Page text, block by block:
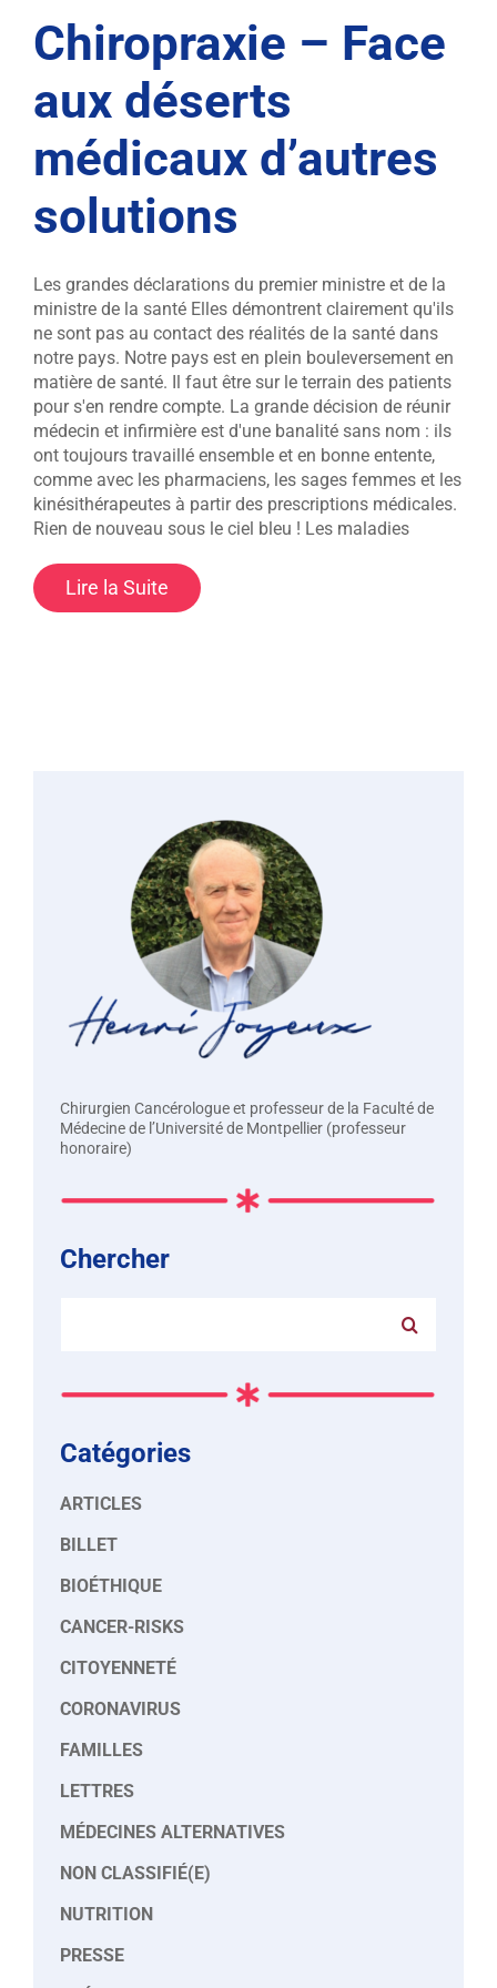
Chiropraxie – Face
aux déserts
médicaux d’autres
solutions
Les grandes déclarations du premier ministre et de la
ministre de la santé Elles démontrent clairement qu'ils
ne sont pas au contact des réalités de la santé dans
notre pays. Notre pays est en plein bouleversement en
matière de santé. Il faut être sur le terrain des patients
pour s'en rendre compte. La grande décision de réunir
médecin et infirmière est d'une banalité sans nom : ils
ont toujours travaillé ensemble et en bonne entente,
comme avec les pharmaciens, les sages femmes et les
kinésithérapeutes à partir des prescriptions médicales.
Rien de nouveau sous le ciel bleu ! Les maladies
Lire la Suite
Chirurgien Cancérologue et professeur de la Faculté de
Médecine de l’Université de Montpellier (professeur
honoraire)
Chercher
Catégories
ARTICLES
BILLET
BIOÉTHIQUE
CANCER-RISKS
CITOYENNETÉ
CORONAVIRUS
FAMILLES
LETTRES
MÉDECINES ALTERNATIVES
NON CLASSIFIÉ(E)
NUTRITION
PRESSE